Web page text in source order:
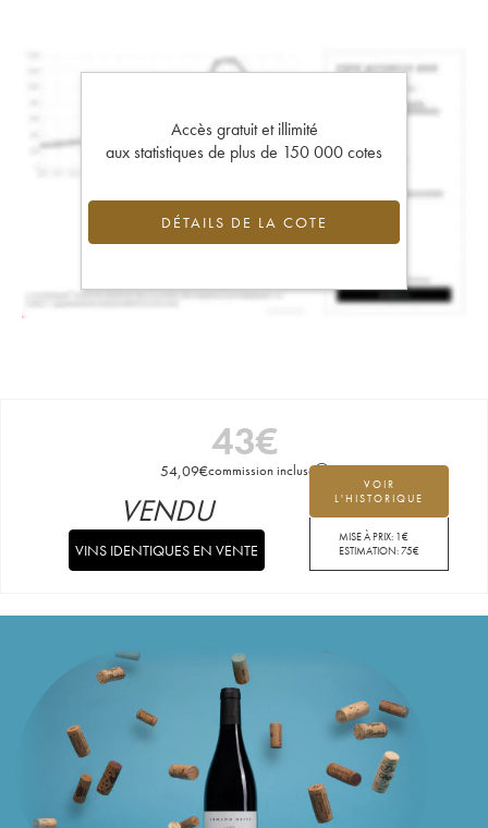
Accès gratuit et illimité
aux statistiques de plus de 150 000 cotes
DÉTAILS DE LA COTE
43€
54,09€commission incluse
VOIR
L'HISTORIQUE
MISE À PRIX: 1€
ESTIMATION:75€
VENDU
VINS IDENTIQUES EN VENTE